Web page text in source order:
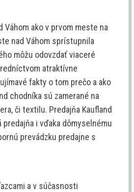
ako v prvom meste na
nad Váhom sprístupnila
môžu odovzdať viaceré
atraktívne
fakty o tom prečo a ako
chodníka sú zamerané na
či textilu. Predajňa Kaufland
i vďaka dômyselnému
prevádzku predajne s
a v súčasnosti